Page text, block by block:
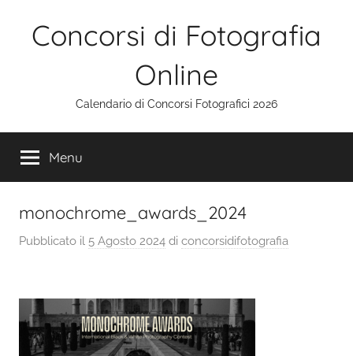
Concorsi di Fotografia
Online
Calendario di Concorsi Fotografici 2026
Menu
monochrome_awards_2024
Pubblicato il 5 Agosto 2024 di concorsidifotografia